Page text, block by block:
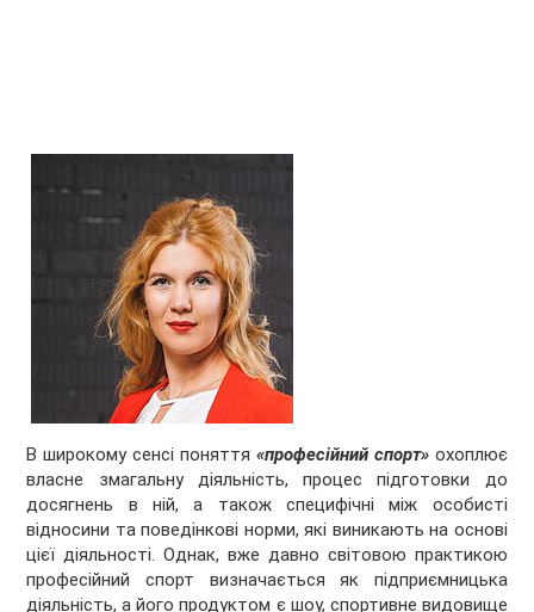
В широкому сенсі поняття «професійний спорт» охоплює
власне змагальну діяльність, процес підготовки до
досягнень в ній, а також специфічні між особисті
відносини та поведінкові норми, які виникають на основі
цієї діяльності. Однак, вже давно світовою практикою
професійний спорт визначається як підприємницька
діяльність, а його продуктом є шоу, спортивне видовище